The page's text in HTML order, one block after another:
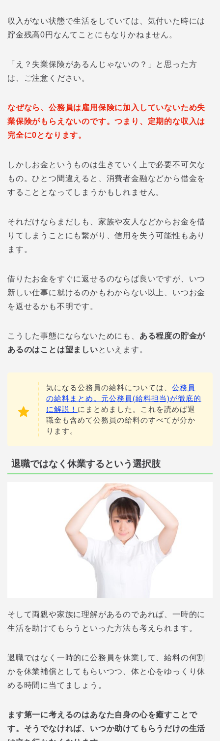
収入がない状態で生活をしていては、気付いた時には
貯金残高0円なんてことにもなりかねません。
「え？失業保険があるんじゃないの？」と思った方
は、ご注意ください。
なぜなら、公務員は雇用保険に加入していないため失
業保険がもらえないのです。つまり、定期的な収入は
完全に0となります。
しかしお金というものは生きていく上で必要不可欠な
もの。ひとつ間違えると、消費者金融などから借金を
することとなってしまうかもしれません。
それだけならまだしも、家族や友人などからお金を借
りてしまうことにも繋がり、信用を失う可能性もあり
ます。
借りたお金をすぐに返せるのならば良いですが、いつ
新しい仕事に就けるのかもわからない以上、いつお金
を返せるかも不明です。
こうした事態にならないためにも、 ある程度の貯金が
あるのはことは望ましいといえます。
気になる公務員の給料については、 公務員
の給料まとめ。元公務員(給料担当)が徹底的
に解説！ にまとめました。これを読めば退
職金も含めて公務員の給料のすべてが分か
ります。
退職ではなく休業するという選択肢
そして両親や家族に理解があるのであれば、一時的に
生活を助けてもらうといった方法も考えられます。
退職ではなく一時的に公務員を休業して、給料の何割
かを休業補償としてもらいつつ、体と心をゆっくり休
める時間に当てましょう。
ます第一に考えるのはあなた自身の心を癒すことで
す。そうでなければ、いつか助けてもらうだけの生活